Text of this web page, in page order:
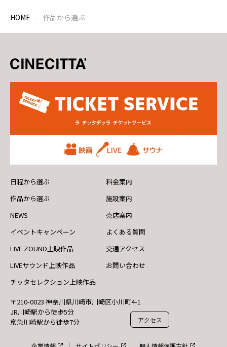
HOME 作品から選ぶ
〒210-0023 神奈川県川崎市川崎区小川町4-1
JR川崎駅から徒歩5分
京急川崎駅から徒歩7分
アクセス
日程から選ぶ
作品から選ぶ
NEWS
イベントキャンペーン
LIVE ZOUND上映作品
LIVEサウンド上映作品
チッタセレクション上映作品
料金案内
施設案内
売店案内
よくある質問
交通アクセス
お問い合わせ